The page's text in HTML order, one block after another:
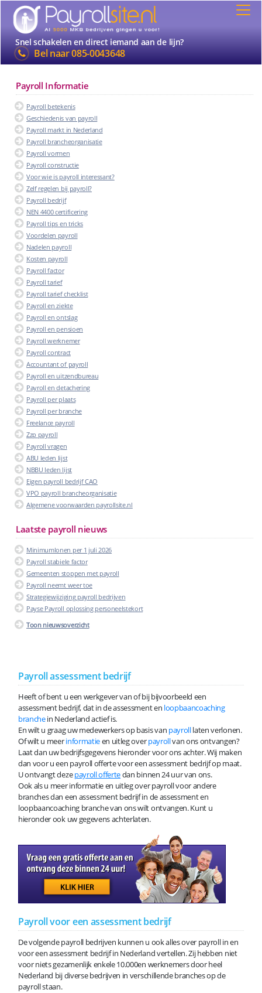
Snel schakelen en direct iemand aan de lijn?
Bel naar085-0043648
Payroll Informatie
Payroll betekenis
Geschiedenis van payroll
Payroll markt in Nederland
Payroll brancheorganisatie
Payroll vormen
Payroll constructie
Voor wie is payroll interessant?
Zelf regelen bij payroll?
Payroll bedrijf
NEN 4400 certificering
Payroll tips en tricks
Voordelen payroll
Nadelen payroll
Kosten payroll
Payroll factor
Payroll tarief
Payroll tarief checklist
Payroll en ziekte
Payroll en ontslag
Payroll en pensioen
Payroll werknemer
Payroll contract
Accountant of payroll
Payroll en uitzendbureau
Payroll en detachering
Payroll per plaats
Payroll per branche
Freelance payroll
Zzp payroll
Payroll vragen
ABU leden lijst
NBBU leden lijst
Eigen payroll bedrijf CAO
VPO payroll brancheorganisatie
Algemene voorwaarden payrollsite.nl
Laatste payroll nieuws
Minimumlonen per 1 juli 2026
Payroll stabiele factor
Gemeenten stoppen met payroll
Payroll neemt weer toe
Strategiewijziging payroll bedrijven
Payse Payroll oplossing personeelstekort
Toon nieuwsoverzicht
Payroll assessment bedrijf
Heeft of bent u een werkgever van of bij bijvoorbeeld een
assessment bedrijf, dat in de assessment en loopbaancoaching
branchein Nederland actief is.
En wilt u graag uw medewerkers op basis van payrolllaten verlonen.
Of wilt u meerinformatieen uitleg overpayrollvan ons ontvangen?
Laat dan uw bedrijfsgegevens hieronder voor ons achter. Wij maken
dan voor u een payroll offerte voor een assessment bedrijf op maat.
U ontvangt dezepayroll offertedan binnen 24 uur van ons.
Ook als u meer informatie en uitleg over payroll voor andere
branches dan een assessment bedrijf in de assessment en
loopbaancoaching branche van ons wilt ontvangen. Kunt u
hieronder ook uw gegevens achterlaten.
Payroll voor een assessment bedrijf
De volgende payroll bedrijven kunnen u ook alles over payroll in en
voor een assessment bedrijf in Nederland vertellen. Zij hebben niet
voor niets gezamenlijk enkele 10.000en werknemers door heel
Nederland bij diverse bedrijven in verschillende branches op de
payroll staan.